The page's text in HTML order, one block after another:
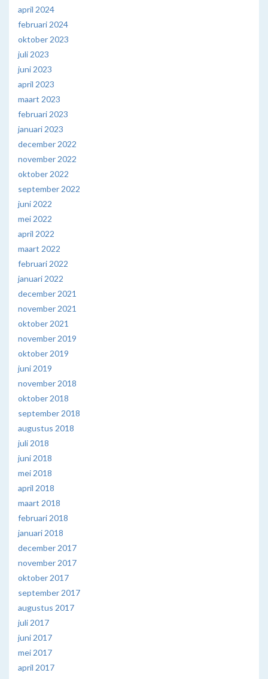
april 2024
februari 2024
oktober 2023
juli 2023
juni 2023
april 2023
maart 2023
februari 2023
januari 2023
december 2022
november 2022
oktober 2022
september 2022
juni 2022
mei 2022
april 2022
maart 2022
februari 2022
januari 2022
december 2021
november 2021
oktober 2021
november 2019
oktober 2019
juni 2019
november 2018
oktober 2018
september 2018
augustus 2018
juli 2018
juni 2018
mei 2018
april 2018
maart 2018
februari 2018
januari 2018
december 2017
november 2017
oktober 2017
september 2017
augustus 2017
juli 2017
juni 2017
mei 2017
april 2017